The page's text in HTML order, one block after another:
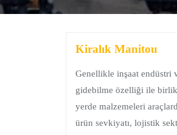
Kiralık Manitou
Genellikle inşaat endüstri
gidebilme özelliği ile
yerde malzemeleri
ürün sevkiyatı, lojistik